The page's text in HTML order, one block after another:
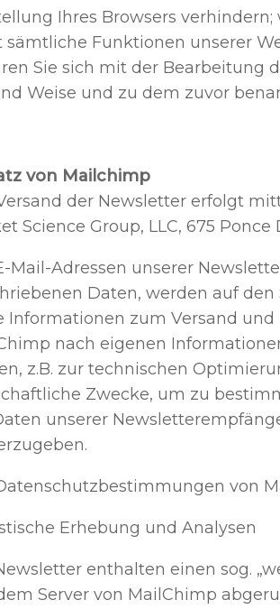
Ihres Browsers
sämtliche Funktionen unserer
Sie sich mit der Bearbeitung
Weise und zu dem zuvor
von Mailchimp
der Newsletter erfolgt
Science Group, LLC, 675
Mail-Adressen unserer
Daten, werden auf
Informationen zum Versand
nach eigenen
z.B. zur technischen
Zwecke, um zu
unserer
von
Erhebung und Analysen
enthalten einen sog.
Server von MailChimp